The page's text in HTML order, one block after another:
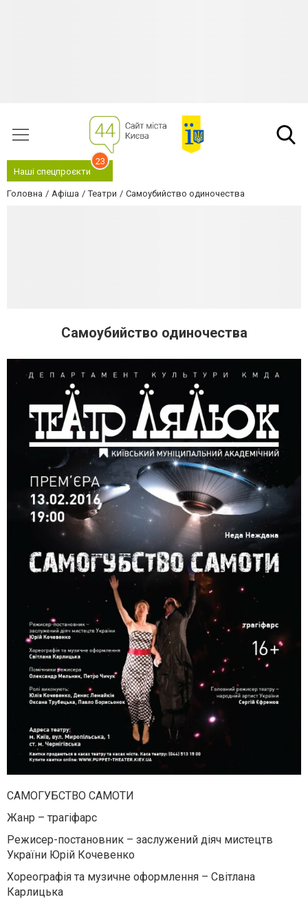
Наші спецпроєкти
23
Головна Афіша Театри Самоубийство одиночества
Самоубийство одиночества
САМОГУБСТВО САМОТИ
Жанр – трагіфарс
Режисер-постановник – заслужений діяч мистецтв
України Юрій Кочевенко
Хореографія та музичне оформлення – Світлана
Карлицька